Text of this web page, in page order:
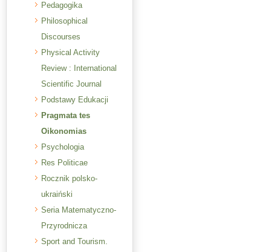
Pedagogika
Philosophical
Discourses
Physical Activity
Review : International
Scientific Journal
Podstawy Edukacji
Pragmata tes
Oikonomias
Psychologia
Res Politicae
Rocznik polsko-
ukraiński
Seria Matematyczno-
Przyrodnicza
Sport and Tourism.